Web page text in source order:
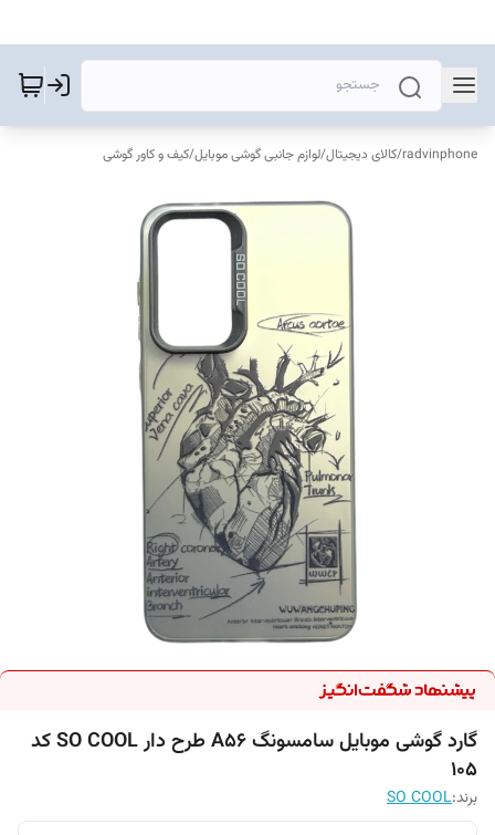
radvinphone
/کالای دیجیتال/لوازم جانبی گوشی موبایل/کیف و کاور گوشی
گارد گوشی موبایل سامسونگ A56 طرح دار SO COOL کد
105
برند:SO COOL